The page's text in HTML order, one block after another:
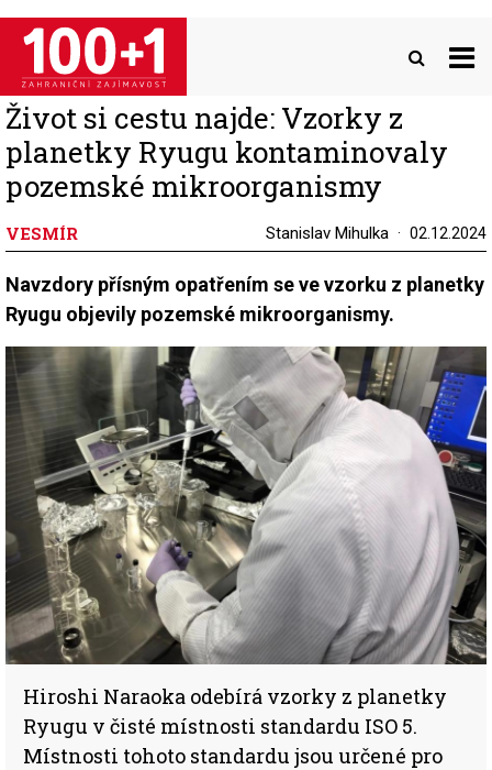
Přejít
hlavnímu
obsahu
Život si cestu najde: Vzorky z
planetky Ryugu kontaminovaly
pozemské mikroorganismy
VESMÍR Stanislav Mihulka 02.12.2024
Navzdory přísným opatřením se ve vzorku z planetky
Ryugu objevily pozemské mikroorganismy.
Hiroshi Naraoka odebírá vzorky z planetky
Ryugu v čisté místnosti standardu ISO 5.
Místnosti tohoto standardu jsou určené pro